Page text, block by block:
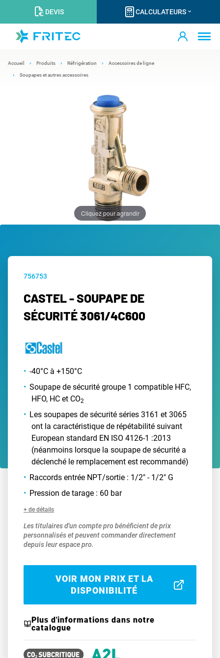
DEVIS CALCULATEURS
Accueil Produits Réfrigération Accessoires de ligne
Soupapes et autres accessoires
Cliquez pour agrandir
756753
CASTEL - SOUPAPE DE
SÉCURITÉ 3061/4C600
-40°C à +150°C
Soupape de sécurité groupe 1 compatible HFC,
HFO, HC et CO2
Les soupapes de sécurité séries 3161 et 3065
ont la caractéristique de répétabilité suivant
European standard EN ISO 4126-1 :2013
(néanmoins lorsque la soupape de sécurité a
déclenché le remplacement est recommandé)
Raccords entrée NPT/sortie : 1/2" - 1/2" G
Pression de tarage : 60 bar
+ de détails
Les titulaires d'un compte pro bénéficient de prix
personnalisés et peuvent commander directement
depuis leur espace pro.
VOIR MON PRIX ET LA
DISPONIBILITÉ
Plus d'informations dans notre
catalogue